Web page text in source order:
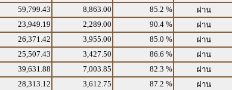
59,799.43 8,863.00 85.2 % ผ่าน
23,949.19 2,289.00 90.4 % ผ่าน
26,371.42 3,955.00 85.0 % ผ่าน
25,507.43 3,427.50 86.6 % ผ่าน
39,631.88 7,003.85 82.3 % ผ่าน
28,313.12 3,612.75 87.2 % ผ่าน